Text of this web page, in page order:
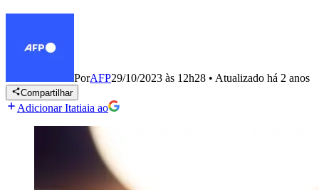
PorAFP29/10/2023 às 12h28 • Atualizado há 2 anos
Compartilhar
Adicionar Itatiaia ao